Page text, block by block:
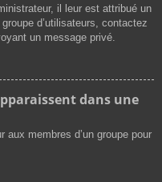
il leur est attribué un
d’utilisateurs, contactez
un message privé.
dans une
aux membres d’un groupe pour